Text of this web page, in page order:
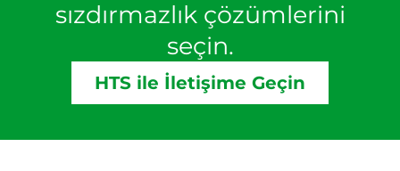
sızdırmazlık çözümlerini
seçin.
HTS ile İletişime Geçin